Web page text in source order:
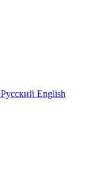
Русский English